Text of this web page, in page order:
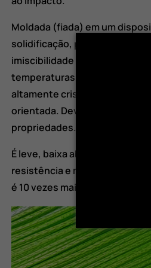
Moldada (fiada) em um
solidificação, produzindo uma
imiscibilidade do solvente,
temperaturas elevadas.
altamente cristalizada e
orientada. Devido à
propriedades.
É leve, baixa absorção de
resistência e módulo como
é 10 vezes mais forte, porém